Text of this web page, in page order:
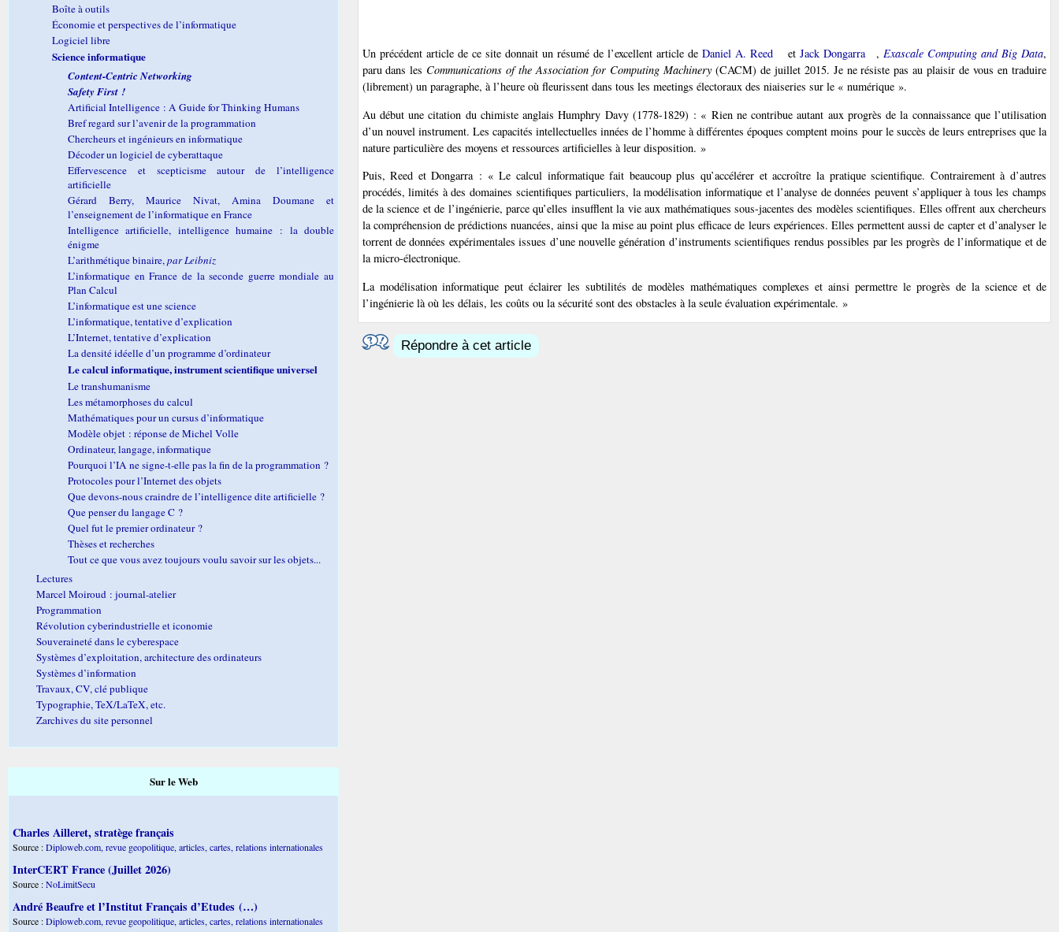
Un précédent article de ce site donnait un résumé de l’excellent article de Daniel A. Reed et Jack Dongarra , Exascale Computing and Big Data,
paru dans les Communications of the Association for Computing Machinery(CACM) de juillet 2015. Je ne résiste pas au plaisir de vous en traduire
(librement) un paragraphe, à l’heure où fleurissent dans tous les meetings électoraux des niaiseries sur le « numérique ».
Au début une citation du chimiste anglais Humphry Davy (1778-1829) : « Rien ne contribue autant aux progrès de la connaissance que l’utilisation
d’un nouvel instrument. Les capacités intellectuelles innées de l’homme à différentes époques comptent moins pour le succès de leurs entreprises que la
nature particulière des moyens et ressources artificielles à leur disposition. »
Puis, Reed et Dongarra : « Le calcul informatique fait beaucoup plus qu’accélérer et accroître la pratique scientifique. Contrairement à d’autres
procédés, limités à des domaines scientifiques particuliers, la modélisation informatique et l’analyse de données peuvent s’appliquer à tous les champs
de la science et de l’ingénierie, parce qu’elles insufflent la vie aux mathématiques sous-jacentes des modèles scientifiques. Elles offrent aux chercheurs
la compréhension de prédictions nuancées, ainsi que la mise au point plus efficace de leurs expériences. Elles permettent aussi de capter et d’analyser le
torrent de données expérimentales issues d’une nouvelle génération d’instruments scientifiques rendus possibles par les progrès de l’informatique et de
la micro-électronique.
La modélisation informatique peut éclairer les subtilités de modèles mathématiques complexes et ainsi permettre le progrès de la science et de
l’ingénierie là où les délais, les coûts ou la sécurité sont des obstacles à la seule évaluation expérimentale. »
Répondre à cet article
Boîte à outils
Économie et perspectives de l’informatique
Logiciel libre
Science informatique
Content-Centric Networking
Safety First !
Artificial Intelligence : A Guide for Thinking Humans
Bref regard sur l’avenir de la programmation
Chercheurs et ingénieurs en informatique
Décoder un logiciel de cyberattaque
Effervescence et scepticisme autour de l’intelligence
artificielle
Gérard Berry, Maurice Nivat, Amina Doumane et
l’enseignement de l’informatique en France
Intelligence artificielle, intelligence humaine : la double
énigme
L’arithmétique binaire,par Leibniz
L’informatique en France de la seconde guerre mondiale au
Plan Calcul
L’informatique est une science
L’informatique, tentative d’explication
L’Internet, tentative d’explication
La densité idéelle d’un programme d’ordinateur
Le calcul informatique, instrument scientifique universel
Le transhumanisme
Les métamorphoses du calcul
Mathématiques pour un cursus d’informatique
Modèle objet : réponse de Michel Volle
Ordinateur, langage, informatique
Pourquoi l’IA ne signe-t-elle pas la fin de la programmation ?
Protocoles pour l’Internet des objets
Que devons-nous craindre de l’intelligence dite artificielle ?
Que penser du langage C ?
Quel fut le premier ordinateur ?
Thèses et recherches
Tout ce que vous avez toujours voulu savoir sur les objets...
Lectures
Marcel Moiroud : journal-atelier
Programmation
Révolution cyberindustrielle et iconomie
Souveraineté dans le cyberespace
Systèmes d’exploitation, architecture des ordinateurs
Systèmes d’information
Travaux, CV, clé publique
Typographie, TeX/LaTeX, etc.
Zarchives du site personnel
Sur le Web
Charles Ailleret, stratège français
Source :Diploweb.com, revue geopolitique, articles, cartes, relations internationales
InterCERT France (Juillet 2026)
Source :NoLimitSecu
André Beaufre et l’Institut Français d’Etudes (…)
Source :Diploweb.com, revue geopolitique, articles, cartes, relations internationales